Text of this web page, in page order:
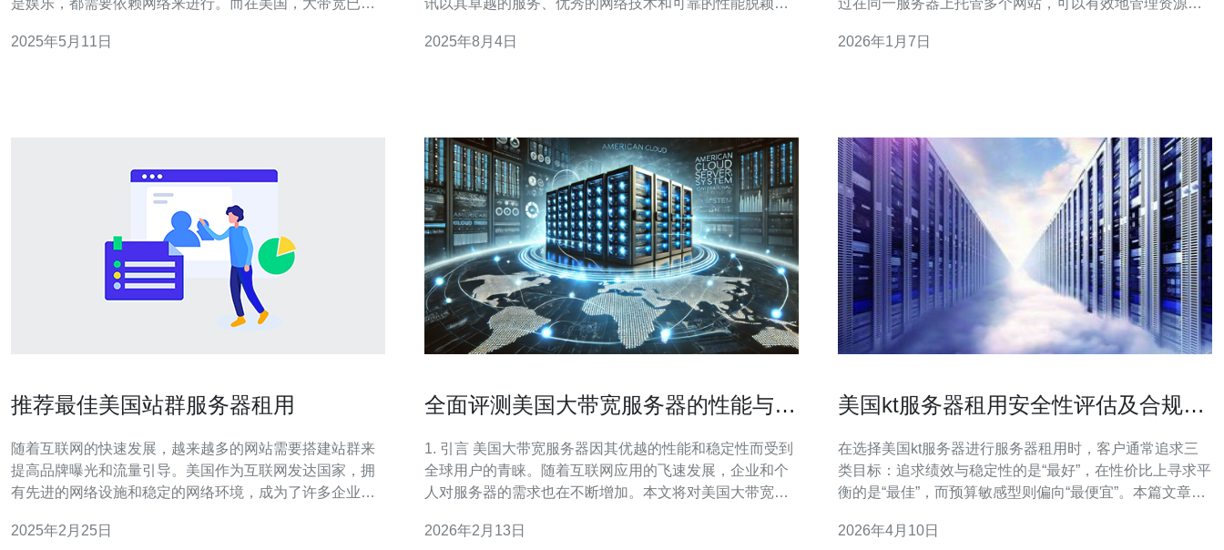
是娱乐，都需要依赖网络来进行。而在美国，大带宽已经
有用呢？接下来，让我们一起来探讨这个问题。 带宽是指
2025年5月11日
讯以其卓越的服务、优秀的网络技术和可靠的性能脱颖而
释为何德讯电讯是一个理想的选择。 一、了解带宽的重要
2025年8月4日
过在同一服务器上托管多个网站，可以有效地管理资源，
擎排名。如果你想在美国市场上开展业务，选择合适的站
2026年1月7日
推荐最佳美国站群服务器租用
随着互联网的快速发展，越来越多的网站需要搭建站群来
提高品牌曝光和流量引导。美国作为互联网发达国家，拥
有先进的网络设施和稳定的网络环境，成为了许多企业和
群服务器时，需要考虑以下几个重要因素： 服务器的稳定
2025年2月25日
全面评测美国大带宽服务器的性能与稳
1. 引言 美国大带宽服务器因其优越的性能和稳定性而受到
全球用户的青睐。随着互联网应用的飞速发展，企业和个
人对服务器的需求也在不断增加。本文将对美国大带宽服
数据支持。 2. 美国大带宽服务器的定义与优势 美国大带宽
2026年2月13日
美国kt服务器租用安全性评估及合规建
在选择美国kt服务器进行服务器租用时，客户通常追求三
类目标：追求绩效与稳定性的是“最好”，在性价比上寻求平
衡的是“最佳”，而预算敏感型则偏向“最便宜”。本篇文章从
护，以及合规建设要点，全面说明如何在购买或租用过程
2026年4月10日